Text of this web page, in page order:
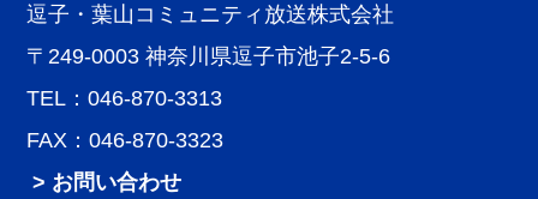
逗子・葉山コミュニティ放送株式会社
〒249-0003 神奈川県逗子市池子2-5-6
TEL：046-870-3313
FAX：046-870-3323
> お問い合わせ